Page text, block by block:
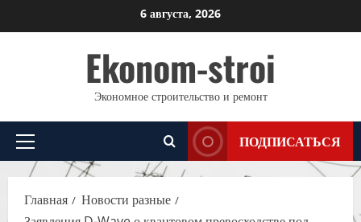
к
6 августа, 2026
Ekonom-stroi
Экономное строительство и ремонт
Основное
меню
ПОДПИСАТЬСЯ
Главная
Новости разные